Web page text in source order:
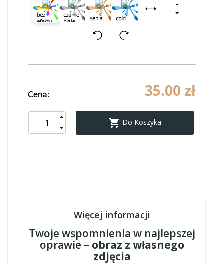
Cena: 35.00 zł
 Do Koszyka
Więcej informacji
Twoje wspomnienia w najlepszej
oprawie – obraz z własnego
zdjęcia